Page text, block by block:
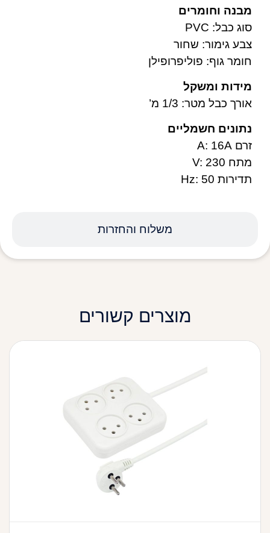
משלוח והחזרות
מבנה וחומרים
סוג כבל: PVC
צבע גימור: שחור
חומר גוף: פוליפרופילן
מידות ומשקל
אורך כבל מטר: 1/3 מ’
נתונים חשמליים
זרם A: 16A
מתח V: 230
תדירות Hz: 50
מוצרים קשורים